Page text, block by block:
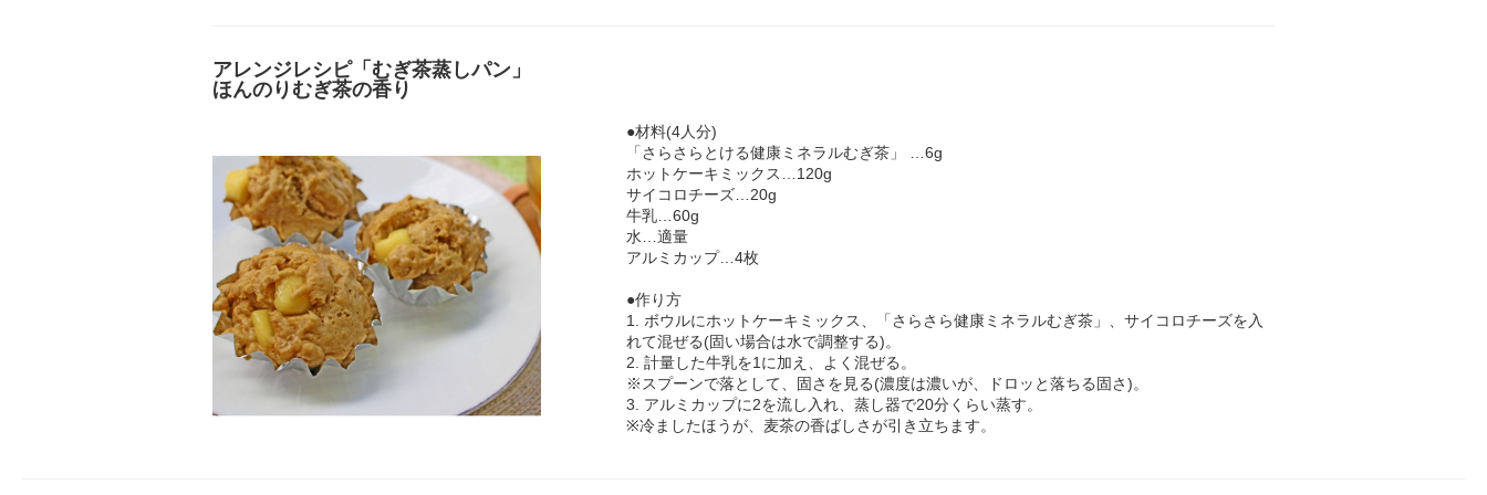
アレンジレシピ「むぎ茶蒸しパン」
ほんのりむぎ茶の香り
●材料(4人分)
「さらさらとける健康ミネラルむぎ茶」 …6g
ホットケーキミックス…120g
サイコロチーズ…20g
牛乳…60g
水…適量
アルミカップ…4枚
●作り方
1. ボウルにホットケーキミックス、「さらさら健康ミネラルむぎ茶」、サイコロチーズを入
れて混ぜる(固い場合は水で調整する)。
2. 計量した牛乳を1に加え、よく混ぜる。
※スプーンで落として、固さを見る(濃度は濃いが、ドロッと落ちる固さ)。
3. アルミカップに2を流し入れ、蒸し器で20分くらい蒸す。
※冷ましたほうが、麦茶の香ばしさが引き立ちます。